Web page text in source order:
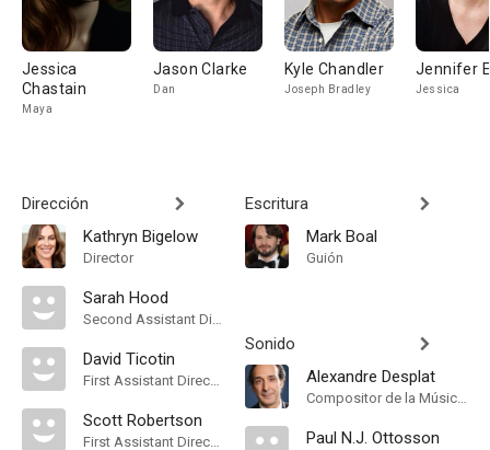
Jessica
Chastain
Maya
Jason Clarke
Dan
Kyle Chandler
Joseph Bradley
Jennifer
Jessica
Dirección
Kathryn Bigelow
Director
Sarah Hood
Second Assistant Director
David Ticotin
First Assistant Director
Scott Robertson
First Assistant Director
Escritura
Mark Boal
Guión
Sonido
Alexandre Desplat
Compositor de la Música Original
Paul N.J. Ottosson